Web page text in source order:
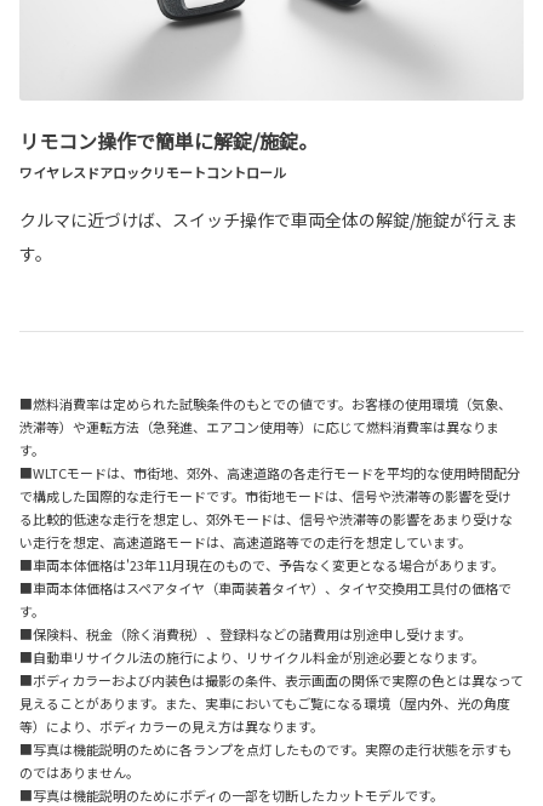
リモコン操作で簡単に解錠/施錠。
ワイヤレスドアロックリモートコントロール
クルマに近づけば、スイッチ操作で車両全体の解錠/施錠が行えま
す。
■燃料消費率は定められた試験条件のもとでの値です。お客様の使用環境（気象、
渋滞等）や運転方法（急発進、エアコン使用等）に応じて燃料消費率は異なりま
す。
■WLTCモードは、市街地、郊外、高速道路の各走行モードを平均的な使用時間配分
で構成した国際的な走行モードです。市街地モードは、信号や渋滞等の影響を受け
る比較的低速な走行を想定し、郊外モードは、信号や渋滞等の影響をあまり受けな
い走行を想定、高速道路モードは、高速道路等での走行を想定しています。
■車両本体価格は'23年11月現在のもので、予告なく変更となる場合があります。
■車両本体価格はスペアタイヤ（車両装着タイヤ）、タイヤ交換用工具付の価格で
す。
■保険料、税金（除く消費税）、登録料などの諸費用は別途申し受けます。
■自動車リサイクル法の施行により、リサイクル料金が別途必要となります。
■ボディカラーおよび内装色は撮影の条件、表示画面の関係で実際の色とは異なって
見えることがあります。また、実車においてもご覧になる環境（屋内外、光の角度
等）により、ボディカラーの見え方は異なります。
■写真は機能説明のために各ランプを点灯したものです。実際の走行状態を示すも
のではありません。
■写真は機能説明のためにボディの一部を切断したカットモデルです。